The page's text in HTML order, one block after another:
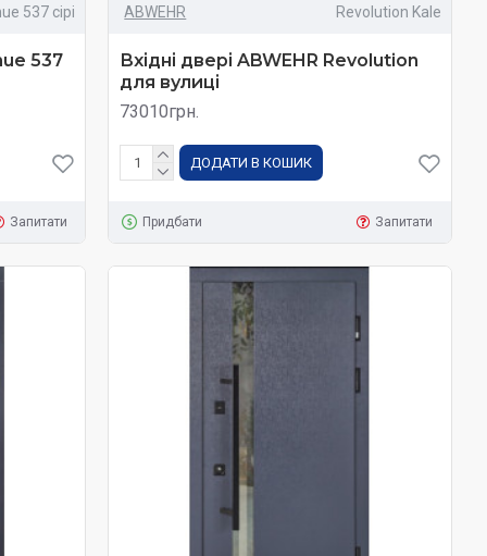
537 сірі
537
Запитати
ABWEHR Revolution Kale
Вхідні двері ABWEHR Revolution
для вулиці
73010грн.
ДОДАТИ В КОШИК
Придбати Запитати